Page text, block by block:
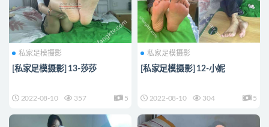
私家足模摄影
[私家足模摄影] 13-莎莎
2022-08-10 357 5
私家足模摄影
[私家足模摄影] 12-小妮
2022-08-10 304 5